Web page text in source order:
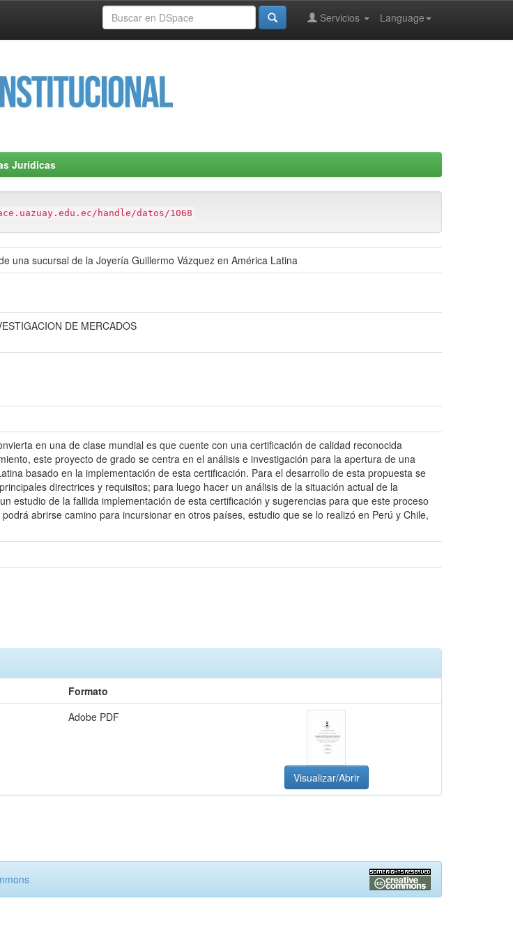
Language
Servicios
Jurídicas
handle/datos/1068
una sucursal de la Joyería Guillermo Vázquez en América Latina
DE MERCADOS
en una de clase mundial es que cuente con una certificación de calidad reconocida
este proyecto de grado se centra en el análisis e investigación para la apertura de una
basado en la implementación de esta certificación. Para el desarrollo de esta propuesta se
directrices y requisitos; para luego hacer un análisis de la situación actual de la
estudio de la fallida implementación de esta certificación y sugerencias para que este proceso
abrirse camino para incursionar en otros países, estudio que se lo realizó en Perú y Chile,
Formato
Adobe PDF
Visualizar/Abrir